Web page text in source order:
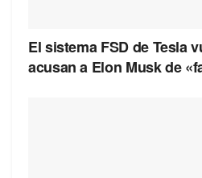
El sistema FSD de Tesla
acusan a Elon Musk de